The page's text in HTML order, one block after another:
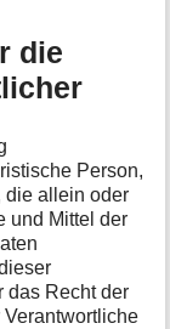
die
Person,
die allein oder
und Mittel der
das Recht der